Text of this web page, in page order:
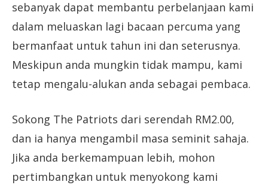
sebanyak dapat membantu perbelanjaan kami
dalam meluaskan lagi bacaan percuma yang
bermanfaat untuk tahun ini dan seterusnya.
Meskipun anda mungkin tidak mampu, kami
tetap mengalu-alukan anda sebagai pembaca.
Sokong The Patriots dari serendah RM2.00,
dan ia hanya mengambil masa seminit sahaja.
Jika anda berkemampuan lebih, mohon
pertimbangkan untuk menyokong kami